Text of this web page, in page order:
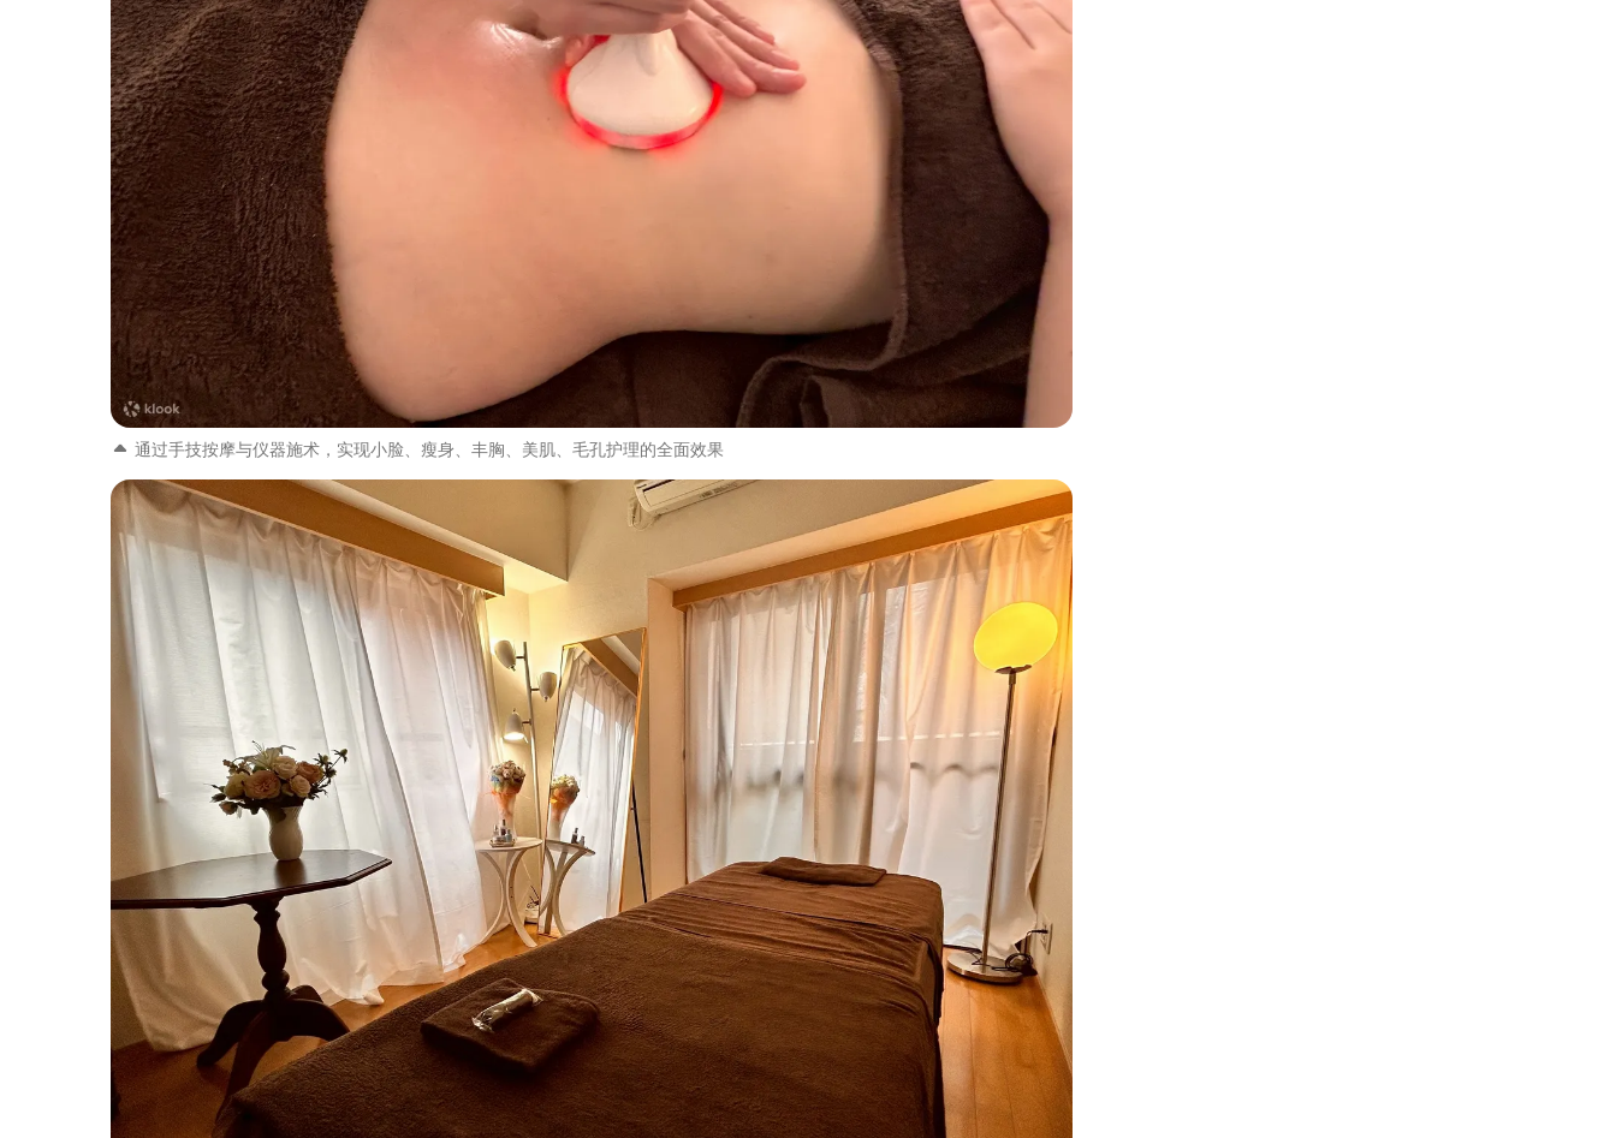
通过手技按摩与仪器施术，实现小脸、瘦身、丰胸、美肌、毛孔护理的全面效果